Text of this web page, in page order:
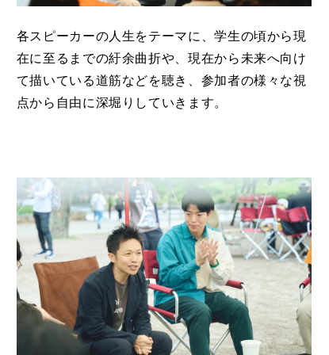
各スピーカーの人生をテーマに、学生の頃から現
在に至るまでの紆余曲折や、現在から未来へ向け
て描いている道筋などを聴き、参加者の様々な視
点から自由に深堀りしていきます。